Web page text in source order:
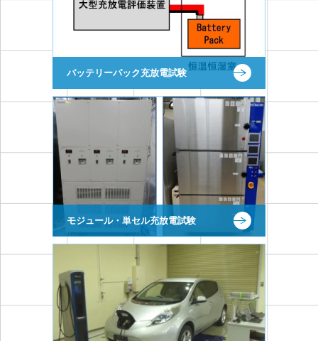
バッテリーパック充放電試験
モジュール・単セル充放電試験